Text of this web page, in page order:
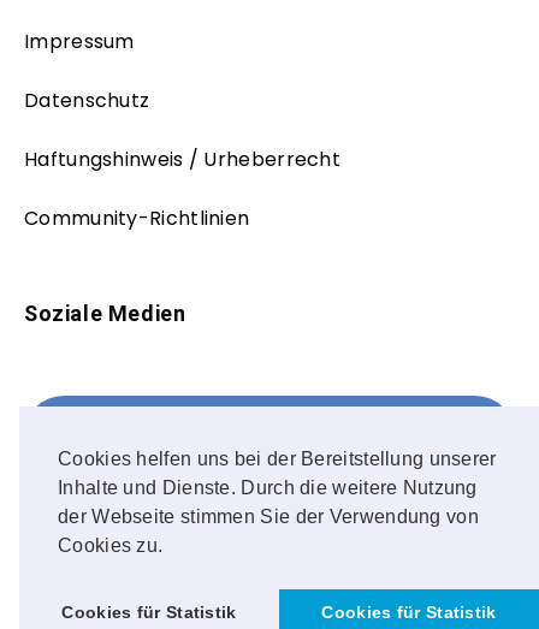
Cookies helfen uns bei der Bereitstellung unserer
Inhalte und Dienste. Durch die weitere Nutzung
der Webseite stimmen Sie der Verwendung von
Cookies zu.
Cookies für Statistik Cookies für Statistik
Impressum
Datenschutz
Haftungshinweis / Urheberrecht
Community-Richtlinien
Soziale Medien
FOLLOW ME!
Instagram
OUR PHOTOS!